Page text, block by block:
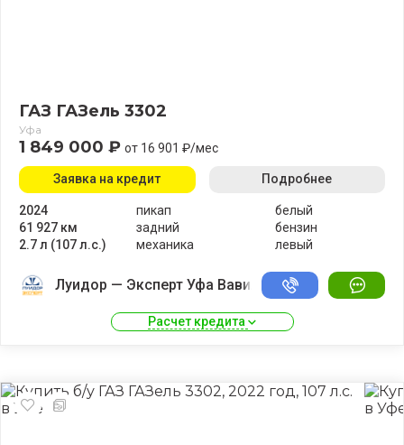
ГАЗ ГАЗель 3302
Уфа
1 849 000 ₽ от 16 901 ₽/мес
2024
61 927 км
2.7 л (107 л.с.)
пикап
задний
механика
белый
бензин
левый
Заявка на кредит Подробнее
Луидор — Эксперт Уфа Вавилово
Расчет кредита